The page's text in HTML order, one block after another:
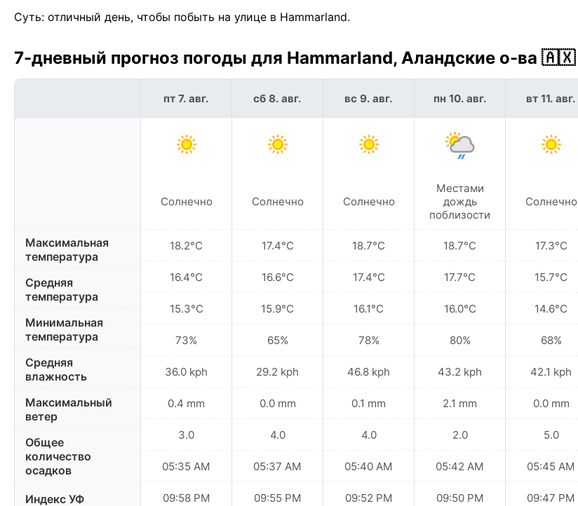
Суть: отличный день, чтобы побыть на улице в Hammarland.
7-дневный прогноз погоды для Hammarland, Аландские о-ва 🇦🇽
Максимальная
температура
Средняя
температура
Минимальная
температура
Средняя
влажность
Максимальный
ветер
Общее
количество
осадков
Индекс УФ
пт 7. авг.
Солнечно
18.2°C
16.4°C
15.3°C
73%
36.0 kph
0.4 mm
3.0
05:35 AM
09:58 PM
сб 8. авг.
Солнечно
17.4°C
16.6°C
15.9°C
65%
29.2 kph
0.0 mm
4.0
05:37 AM
09:55 PM
вс 9. авг.
Солнечно
18.7°C
17.4°C
16.1°C
78%
46.8 kph
0.1 mm
4.0
05:40 AM
09:52 PM
пн 10. авг.
Местами
дождь
поблизости
18.7°C
17.7°C
16.0°C
80%
43.2 kph
2.1 mm
2.0
05:42 AM
09:50 PM
вт 11. авг.
Солнечно
17.3°C
15.7°C
14.6°C
68%
42.1 kph
0.0 mm
5.0
05:45 AM
09:47 PM